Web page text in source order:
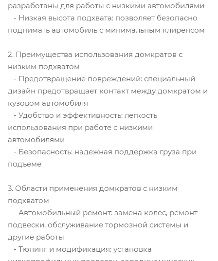
разработаны для работы с низкими автомобилями
- Низкая высота подхвата: позволяет безопасно
поднимать автомобиль с минимальным клиренсом
2. Преимущества использования домкратов с
низким подхватом
- Предотвращение повреждений: специальный
дизайн предотвращает контакт между домкратом и
кузовом автомобиля
- Удобство и эффективность: легкость
использования при работе с низкими
автомобилями
- Безопасность: надежная поддержка груза при
подъеме
3. Области применения домкратов с низким
подхватом
- Автомобильный ремонт: замена колес, ремонт
подвески, обслуживание тормозной системы и
другие работы
- Тюнинг и модификация: установка